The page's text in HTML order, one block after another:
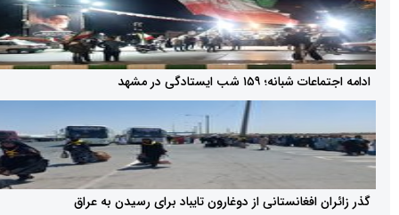
۱۵۹ شب ایستادگی در مشهد
افغانستانی از دوغارون تایباد برای رسیدن به عراق